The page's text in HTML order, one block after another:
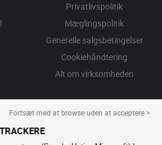
Privatlivspolitik
Mæglingspolitik
Generelle salgsbetingelser
Cookiehåndtering
Alt om virksomheden
Fortsæt med at browse uden at acceptere >